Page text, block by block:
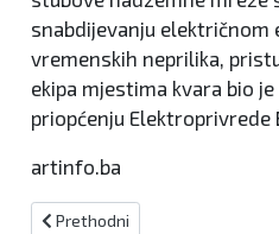
snabdijevanju električnom
vremenskih neprilika,
ekipa mjestima kvara bio
priopćenju Elektroprivrede
artinfo.ba
Prethodni članak: Djevojka
Prethodni